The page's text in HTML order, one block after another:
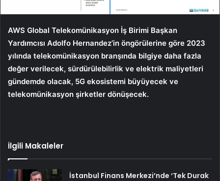
AWS Global Telekomünikasyon İş Birimi Başkan
Yardımcısı Adolfo Hernandez’in öngörülerine göre 2023
yılında telekomünikasyon branşında bilgiye daha fazla
değer verilecek, sürdürülebilirlik ve elektrik maliyetleri
gündemde olacak, 5G ekosistemi büyüyecek ve
telekomünikasyon şirketler dönüşecek.
İlgili Makaleler
İstanbul Finans Merkezi’nde ‘Tek Durak